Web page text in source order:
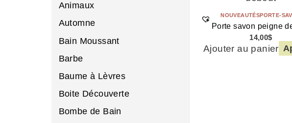
Animaux
Automne
Bain Moussant
Barbe
Baume à Lèvres
Boite Découverte
Bombe de Bain
NOUVEAUTÉSPORTE-
Porte savon peigne
14,00$
Ajouter au panier